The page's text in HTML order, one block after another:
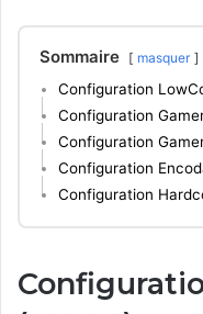
Sommaire masquer
Configuration
Configuration
Configuration
Configuration
Configuration